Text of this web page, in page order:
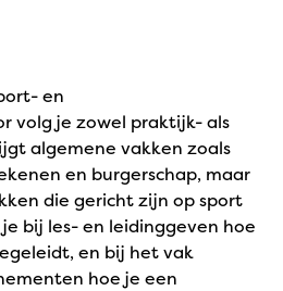
en
volg je zowel praktijk- als
algemene vakken zoals
en burgerschap, maar
die gericht zijn op sport
bij les- en leidinggeven hoe
en bij het vak
hoe je een